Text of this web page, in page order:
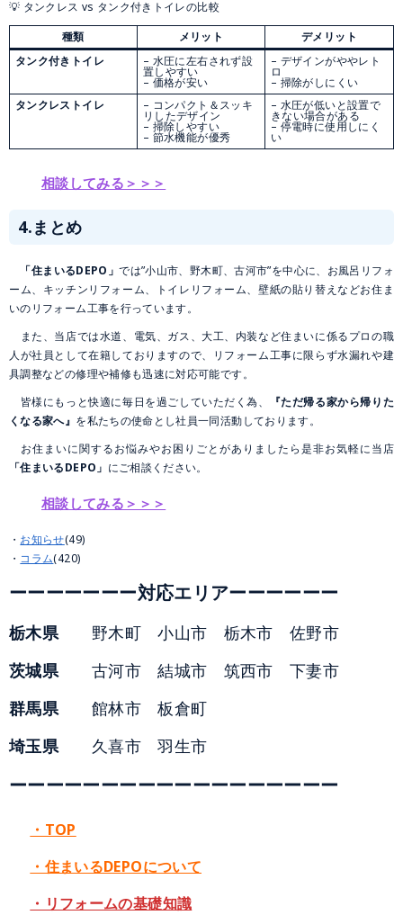
💡 タンクレス vs タンク付きトイレの比較
種類
メリット
デメリット
タンク付きトイレ
– 水圧に左右されず設
置しやすい
– 価格が安い
– デザインがややレト
ロ
– 掃除がしにくい
タンクレストイレ
– コンパクト＆スッキ
リしたデザイン
– 掃除しやすい
– 節水機能が優秀
– 水圧が低いと設置で
きない場合がある
– 停電時に使用しにく
い
相談してみる＞＞＞
4.まとめ
「住まいるDEPO」では”小山市、野木町、古河市”を中心に、お風呂リフォ
ーム、キッチンリフォーム、トイレリフォーム、壁紙の貼り替えなどお住ま
いのリフォーム工事を行っています。
また、当店では水道、電気、ガス、大工、内装など住まいに係るプロの職
人が社員として在籍しておりますので、リフォーム工事に限らず水漏れや建
具調整などの修理や補修も迅速に対応可能です。
皆様にもっと快適に毎日を過ごしていただく為、
『ただ帰る家から帰りた
くなる家へ』 を私たちの使命とし社員一同活動しております。
お住まいに関するお悩みやお困りごとがありましたら是非お気軽に当店
「住まいるDEPO」 にご相談ください。
相談してみる＞＞＞
お知らせ(49)
コラム(420)
ーーーーーーー対応エリアーーーーーー
栃木県野木町 小山市 栃木市 佐野市
茨城県古河市 結城市 筑西市 下妻市
群馬県館林市 板倉町
埼玉県久喜市 羽生市
ーーーーーーーーーーーーーーーーーー
・TOP
・住まいるDEPOについて
・リフォームの基礎知識